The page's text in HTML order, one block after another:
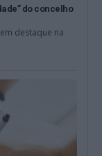
do concelho
destaque na